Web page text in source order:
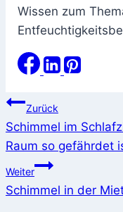
Wissen zum
Zurück
Schimmel im
Raum so gefährdet
Weiter
Schimmel in der